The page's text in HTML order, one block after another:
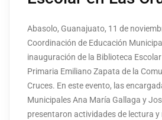
Abasolo, Guanajuato, 11 de
Coordinación de Educación
inauguración de la Biblioteca
Primaria Emiliano Zapata de la
Cruces. En este evento, las
Municipales Ana María Gallaga y
presentaron actividades de lectura y